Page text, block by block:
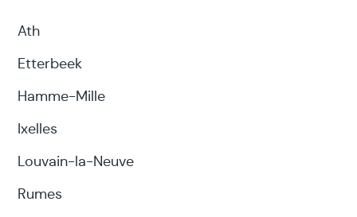
développer un plan pour les atteindre.
Coaching de bien-être : nous vous
aidons à identifier vos objectifs de bien-
être et à développer un plan pour les
Ath
Etterbeek
Hamme-Mille
Ixelles
Louvain-la-Neuve
Rumes